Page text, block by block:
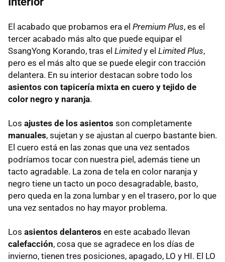
El acabado que probamos era el Premium Plus, es el
tercer acabado más alto que puede equipar el
SsangYong Korando, tras el Limitedy el Limited Plus,
pero es el más alto que se puede elegir con tracción
delantera. En su interior destacan sobre todo los
asientos con tapicería mixta en cuero y tejido de
color negro y naranja.
Los ajustes de los asientos son completamente
manuales, sujetan y se ajustan al cuerpo bastante bien.
El cuero está en las zonas que una vez sentados
podríamos tocar con nuestra piel, además tiene un
tacto agradable. La zona de tela en color naranja y
negro tiene un tacto un poco desagradable, basto,
pero queda en la zona lumbar y en el trasero, por lo que
una vez sentados no hay mayor problema.
Los asientos delanteros en este acabado llevan
calefacción, cosa que se agradece en los días de
invierno, tienen tres posiciones, apagado, LO y HI. El LO